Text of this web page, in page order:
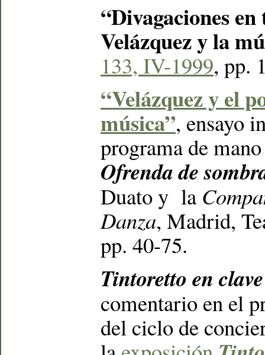
“Divagaciones
Velázquez y la
133, IV-1999, pp.
“Velázquez y el
música”, ensayo
programa de
Ofrenda de
Duato y la
Danza, Madrid,
pp. 40-75.
Tintoretto en
comentario en el
del ciclo de